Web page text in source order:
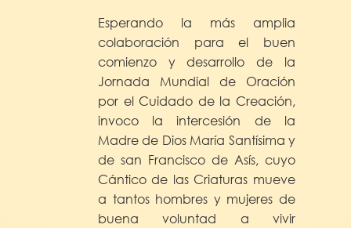
Esperando la más amplia
colaboración para el buen
comienzo y desarrollo de la
Jornada Mundial de Oración
por el Cuidado de la Creación,
invoco la intercesión de la
Madre de Dios María Santísima y
de san Francisco de Asís, cuyo
Cántico de las Criaturas mueve
a tantos hombres y mujeres de
buena voluntad a vivir